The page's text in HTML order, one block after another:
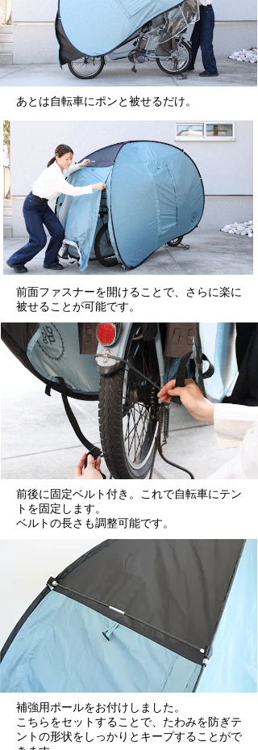
あとは自転車にポンと被せるだけ。
前面ファスナーを開けることで、さらに楽に
被せることが可能です。
前後に固定ベルト付き。これで自転車にテン
トを固定します。
ベルトの長さも調整可能です。
補強用ポールをお付けしました。
こちらをセットすることで、 たわみを防ぎテ
ントの形状をしっかりとキープすることがで